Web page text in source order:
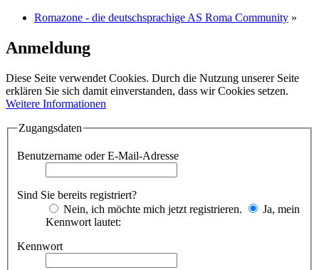
Romazone - die deutschsprachige AS Roma Community »
Anmeldung
Diese Seite verwendet Cookies. Durch die Nutzung unserer Seite
erklären Sie sich damit einverstanden, dass wir Cookies setzen.
Weitere Informationen
Zugangsdaten
Benutzername oder E-Mail-Adresse
Sind Sie bereits registriert?
Nein, ich möchte mich jetzt registrieren.
Ja, mein
Kennwort lautet:
Kennwort